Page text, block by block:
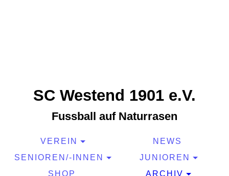
SC Westend 1901 e.V.
Fussball auf Naturrasen
VEREIN
NEWS
SENIOREN/-INNEN
JUNIOREN
SHOP
ARCHIV